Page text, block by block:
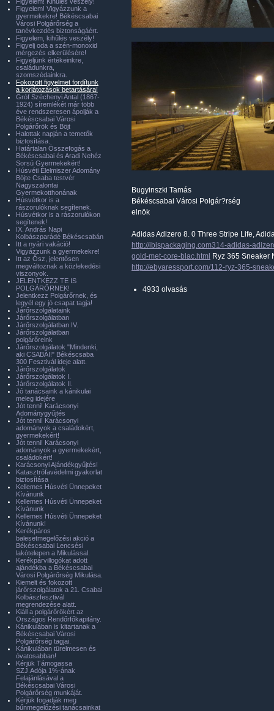
Bugyinszki Tamás
Békéscsabai Városi Polgár?rség
elnök
Adidas Adizero 8. 0 Three Stripe Life,
http://ibispackaging.com314-adidas-
gold-met-core-blac.html Ryz 365 Sneaker
http://ebyaressport.com/112-ryz-365-
4933 olvasás
Figyelem! Vigyázzunk a
gyermekekre! Békéscsabai
Városi Polgárőrség a
tanévkezdés biztonságáért.
Figyelem, kihűlés veszély!
Figyelj oda a szén-monoxid
mérgezés elkerülésére!
Figyeljünk értékeinkre,
családunkra,
szomszédainkra.
Fokozott figyelmet fordítunk
a korlátozások betartására!
Gróf Széchenyi Antal (1867-
1924) síremlékét már több
éve rendszeresen ápolják a
Békéscsabai Városi
Polgárőrök és Böjt
Halottak napján a temetők
biztosítása.
Határtalan Összefogás a
Békéscsabai és Aradi Nehéz
Sorsú Gyermekekért!
Húsvéti Élelmiszer Adomány
Böjte Csaba testvér
Nagyszalontai
Gyermekotthonának
Húsvétkor is a
rászorulóknak segítenek.
Húsvétkor is a rászorulókon
segítenek!
IX. András Napi
Kolbászparádé Békéscsabán
Itt a nyári vakáció!
Vigyázzunk a gyermekekre!
Itt az Ősz, jelentősen
megváltoznak a közlekedési
viszonyok.
JELENTKEZZ TE IS
POLGÁRŐRNEK!
Jelentkezz Polgárőrnek, és
legyél egy jó csapat tagja!
Járőrszolgálataink
Járőrszolgálatban
Járőrszolgálatban IV.
Járőrszolgálatban
polgárőreink
Járőrszolgálatok "Mindenki,
aki CSABAI!" Békéscsaba
300 Fesztivál ideje alatt.
Járőrszolgálatok
Járőrszolgálatok I.
Járőrszolgálatok II.
Jó tanácsaink a kánikulai
meleg idejére
Jót tenni! Karácsonyi
Adománygyűjtés
Jót tenni! Karácsonyi
adományok a családokért,
gyermekekért!
Jót tenni! Karácsonyi
adományok a gyermekekért,
családokért!
Karácsonyi Ajándékgyűjtés!
Katasztrófavédelmi gyakorlat
biztosítása
Kellemes Húsvéti Ünnepeket
Kívánunk
Kellemes Húsvéti Ünnepeket
Kívánunk
Kellemes Húsvéti Ünnepeket
Kívánunk!
Kerékpáros
balesetmegelőzési akció a
Békéscsabai Lencsési
lakótelepen a Mikulással.
Kerékpárvillogókat adott
ajándékba a Békéscsabai
Városi Polgárőrség Mikulása.
Kiemelt és fokozott
járőrszolgálatok a 21. Csabai
Kolbászfesztivál
megrendezése alatt.
Kiáll a polgárőrökért az
Országos Rendőrfőkapitány.
Kánikulában is kitartanak a
Békéscsabai Városi
Polgárőrség tagjai.
Kánikulában türelmesen és
óvatosabban!
Kérjük Támogassa
SZJ.Adója 1%-ának
Felajánlásával a
Békéscsabai Városi
Polgárőrség munkáját.
Kérjük fogadják meg
bűnmegelőzési tanácsainkat